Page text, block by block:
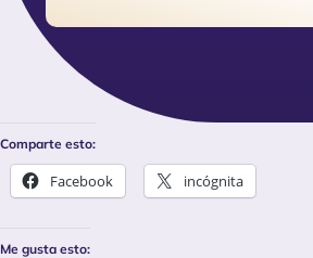
Comparte esto:
Facebook incógnita
Me gusta esto: